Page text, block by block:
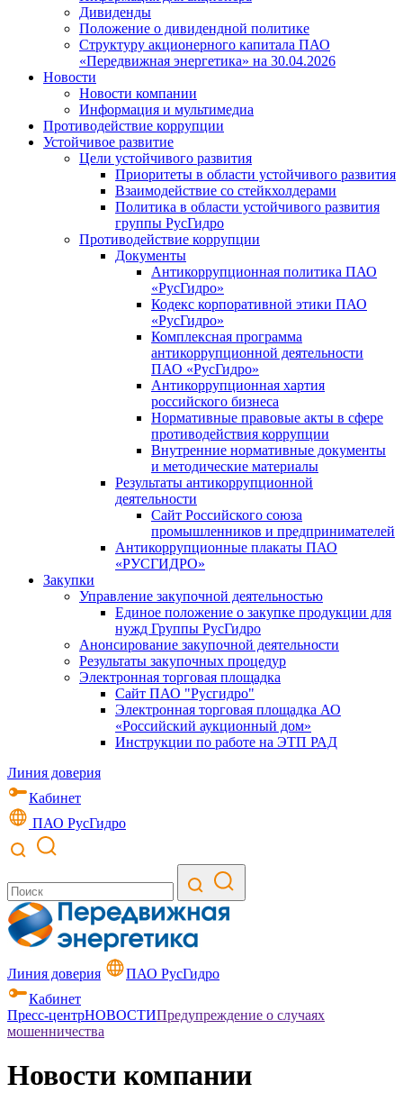
Дивиденды
Положение о дивидендной политике
Структуру акционерного капитала ПАО
«Передвижная энергетика» на 30.04.2026
Новости
Новости компании
Информация и мультимедиа
Противодействие коррупции
Устойчивое развитие
Цели устойчивого развития
Приоритеты в области устойчивого развития
Взаимодействие со стейкхолдерами
Политика в области устойчивого развития
группы РусГидро
Противодействие коррупции
Документы
Антикоррупционная политика ПАО
«РусГидро»
Кодекс корпоративной этики ПАО
«РусГидро»
Комплексная программа
антикоррупционной деятельности
ПАО «РусГидро»
Антикоррупционная хартия
российского бизнеса
Нормативные правовые акты в сфере
противодействия коррупции
Внутренние нормативные документы
и методические материалы
Результаты антикоррупционной
деятельности
Сайт Российского союза
промышленников и предпринимателей
Антикоррупционные плакаты ПАО
«РУСГИДРО»
Закупки
Управление закупочной деятельностью
Единое положение о закупке продукции для
нужд Группы РусГидро
Анонсирование закупочной деятельности
Результаты закупочных процедур
Электронная торговая площадка
Сайт ПАО "Русгидро"
Электронная торговая площадка АО
«Российский аукционный дом»
Инструкции по работе на ЭТП РАД
Линия доверия
Кабинет
ПАО РусГидро
Линия доверия
ПАО РусГидро
Кабинет
Пресс-центрНОВОСТИПредупреждение о случаях
мошенничества
Новости компании